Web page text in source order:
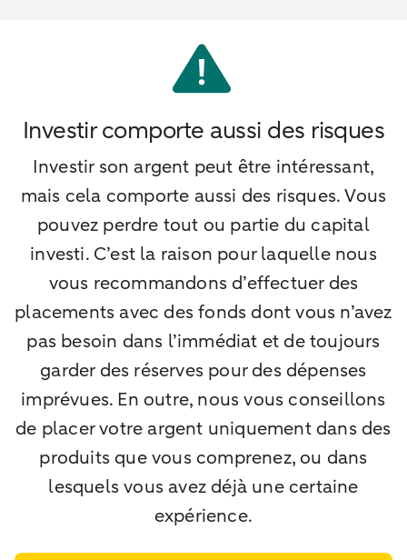
Investir comporte aussi des risques
Investir son argent peut être intéressant,
mais cela comporte aussi des risques. Vous
pouvez perdre tout ou partie du capital
investi. C’est la raison pour laquelle nous
vous recommandons d’effectuer des
placements avec des fonds dont vous n’avez
pas besoin dans l’immédiat et de toujours
garder des réserves pour des dépenses
imprévues. En outre, nous vous conseillons
de placer votre argent uniquement dans des
produits que vous comprenez, ou dans
lesquels vous avez déjà une certaine
expérience.